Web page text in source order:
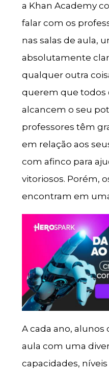
a Khan Academy
falar com os
nas salas de aula,
absolutamente
qualquer outra
querem que todos
alcancem o seu
professores têm
em relação aos
com afinco para
vitoriosos. Porém,
encontram em
A cada ano, alunos
aula com uma
capacidades,